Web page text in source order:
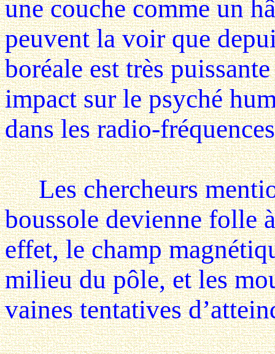
une couche comme un
peuvent la voir que
boréale est très
impact sur le psyché
dans les radio-
Les chercheurs
boussole devienne folle
effet, le champ
milieu du pôle, et les
vaines tentatives